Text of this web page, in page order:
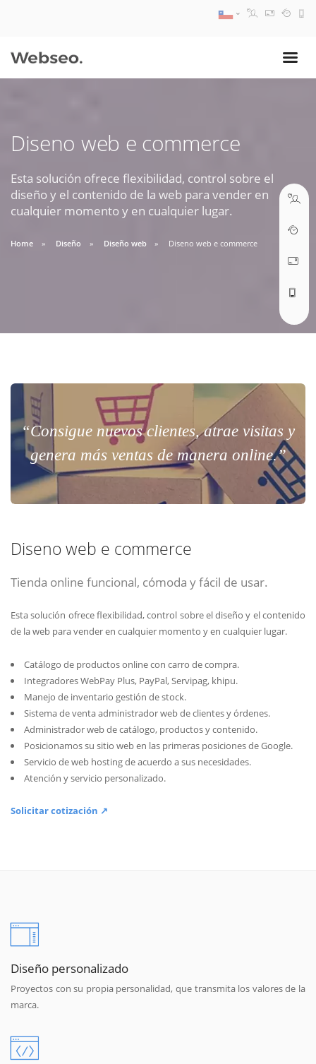
Diseno web e commerce
Esta solución ofrece flexibilidad, control sobre el
diseño y el contenido de la web para vender en
cualquier momento y en cualquier lugar.
Home Diseño Diseño web Diseno web e commerce
“Consigue nuevos clientes, atrae visitas y
genera más ventas de manera online.”
Diseno web e commerce
Tienda online funcional, cómoda y fácil de usar.
Esta solución ofrece flexibilidad, control sobre el diseño y el contenido
de la web para vender en cualquier momento y en cualquier lugar.
Catálogo de productos online con carro de compra.
Integradores WebPay Plus, PayPal, Servipag, khipu.
Manejo de inventario gestión de stock.
Sistema de venta administrador web de clientes y órdenes.
Administrador web de catálogo, productos y contenido.
Posicionamos su sitio web en las primeras posiciones de Google.
Servicio de web hosting de acuerdo a sus necesidades.
Atención y servicio personalizado.
Solicitar cotización ↗
Diseño personalizado
Proyectos con su propia personalidad, que transmita los valores de la
marca.
09:30 AM A 18:30 PM
soporte@webseo.cl
ABRIR TICKET